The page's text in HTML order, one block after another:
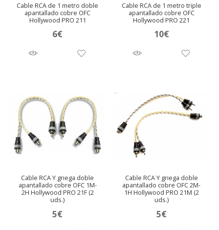
Cable RCA de 1 metro doble
apantallado cobre OFC
Hollywood PRO 211
6€
Cable RCA de 1 metro triple
apantallado cobre OFC
Hollywood PRO 221
10€
Cable RCA Y griega doble
apantallado cobre OFC 1M-
2H Hollywood PRO 21F (2
uds.)
5€
Cable RCA Y griega doble
apantallado cobre OFC 2M-
1H Hollywood PRO 21M (2
uds.)
5€